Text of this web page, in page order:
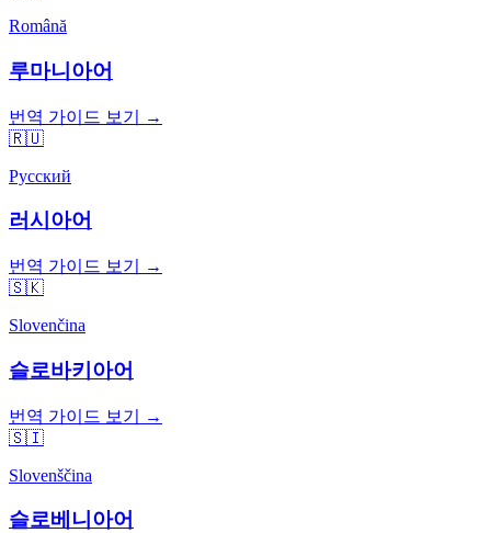
Română
루마니아어
번역 가이드 보기 →
🇷🇺
Русский
러시아어
번역 가이드 보기 →
🇸🇰
Slovenčina
슬로바키아어
번역 가이드 보기 →
🇸🇮
Slovenščina
슬로베니아어